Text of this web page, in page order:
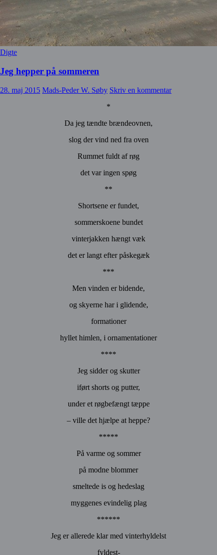
Digte
Jeg hepper på sommeren
28. maj 2015 Mads-Peder W. Søby Skriv en kommentar
*
Da jeg tændte brændeovnen,
slog der vind ned fra oven
Rummet fuldt af røg
det var ingen spøg
**
Shortsene er fundet,
sommerskoene bundet
vinterjakken hængt væk
det er langt efter påskegæk
***
Men vinden er bidende,
og skyerne har i glidende,
formationer
hyllet himlen, i ornamentationer
****
Jeg sidder og skutter
iført shorts og putter,
under et røgbefængt tæppe
– ville det hjælpe at heppe?
*****
På varme og sommer
på modne blommer
smeltede is og hedeslag
myggenes evindelig plag
******
Jeg er allerede klar med vinterhyldelst
fyldest-